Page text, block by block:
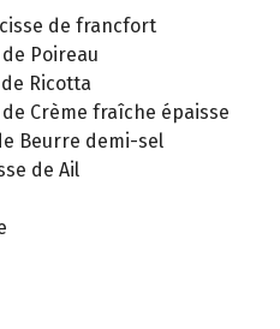
de francfort
Poireau
de Ricotta
de Crème fraîche épaisse
Beurre demi-sel
de Ail